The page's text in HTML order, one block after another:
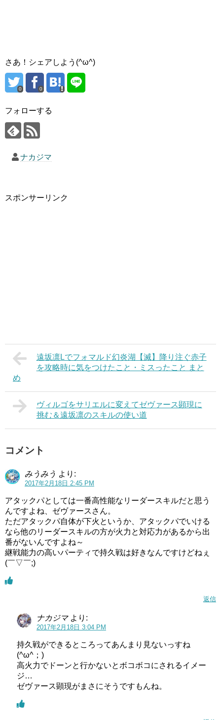
さあ！シェアしよう(^ω^)
0 0
フォローする
ナカジマ
スポンサーリンク
遠坂凛Lでフォマルド幻炎湖【滅】降り注ぐ赤子
を攻略時に気をつけたこと・ミスったこと まと
め
ヴィルゴをサリエルに変えてゼヴァース顕現に
挑む＆遠坂凛のスキルの使い道
コメント
みうみう より:
2017年2月18日 2:45 PM
アタックパとしては一番高性能なリーダースキルだと思う
んですよね、ゼヴァースさん。
ただアタックパ自体が下火というか、アタックパでいける
なら他のリーダースキルの方が火力と対応力があるから出
番がないんですよね～
継戦能力の高いパーティで持久戦は好きなんですけどねぇ
(￣▽￣;)
返信
ナカジマ より:
2017年2月18日 3:04 PM
持久戦ができるところってあんまり見ないっすね
(^ω^；)
高火力でドーンと行かないとボコボコにされるイメー
ジ…
ゼヴァース顕現がまさにそうですもんね。